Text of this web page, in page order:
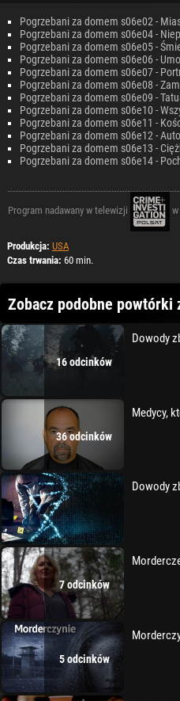
Pogrzebani za domem s06e02 -
Pogrzebani za domem s06e04 -
Pogrzebani za domem s06e05 -
Pogrzebani za domem s06e06 -
Pogrzebani za domem s06e07 -
Pogrzebani za domem s06e08 -
Pogrzebani za domem s06e09 -
Pogrzebani za domem s06e10 -
Pogrzebani za domem s06e11 -
Pogrzebani za domem s06e12 -
Pogrzebani za domem s06e13 -
Pogrzebani za domem s06e14 -
Program nadawany w telewizji
Produkcja: USA
Czas trwania: 60 min.
Zobacz podobne powtórki
16 odcinków
Dowody
36 odcinków
Medycy,
Dowody
7 odcinków
5 odcinków